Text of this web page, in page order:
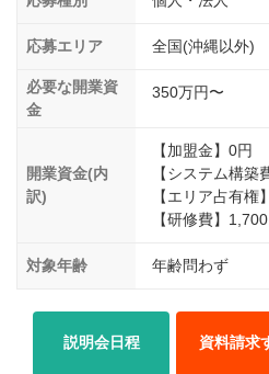
応募エリア 全国(沖縄以外)
必要な開業資
金
350万円〜
開業資金(内
訳)
【加盟金】0円
【システム構築
【エリア占有権
【研修費】
対象年齢 年齢問わず
説明会日程 資料請求